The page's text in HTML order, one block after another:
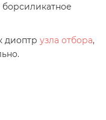
диоптр узла отбора,